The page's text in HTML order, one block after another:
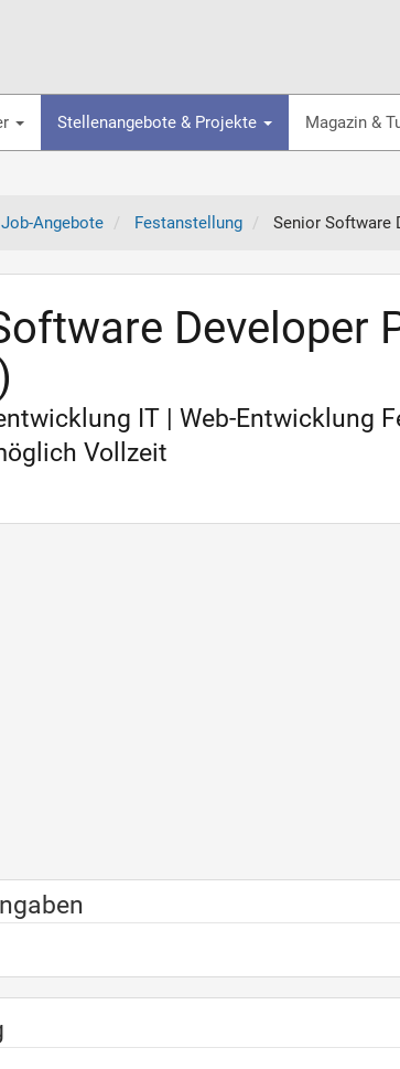
Stellenangebote & Projekte Magazin &
Job-Angebote Festanstellung Senior Software
Developer
IT | Web-Entwicklung
Vollzeit